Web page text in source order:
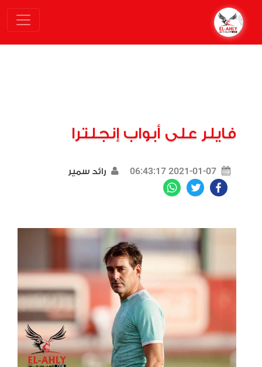
فايلر على أبواب إنجلترا
2021-01-07 06:43:17 رائد سمير
Facebook
Twitter